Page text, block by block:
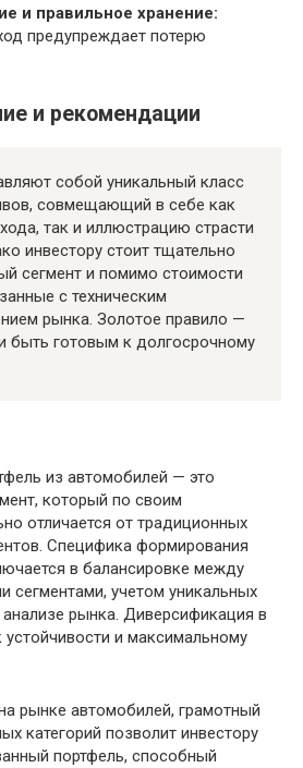
и правильное хранение:
предупреждает потерю
и рекомендации
собой уникальный класс
совмещающий в себе как
так и иллюстрацию страсти
инвестору стоит тщательно
сегмент и помимо стоимости
с техническим
рынка. Золотое правило —
быть готовым к долгосрочному
из автомобилей — это
который по своим
отличается от традиционных
Специфика формирования
в балансировке между
сегментами, учетом уникальных
рынка. Диверсификация в
и максимальному
рынке автомобилей, грамотный
категорий позволит инвестору
портфель, способный